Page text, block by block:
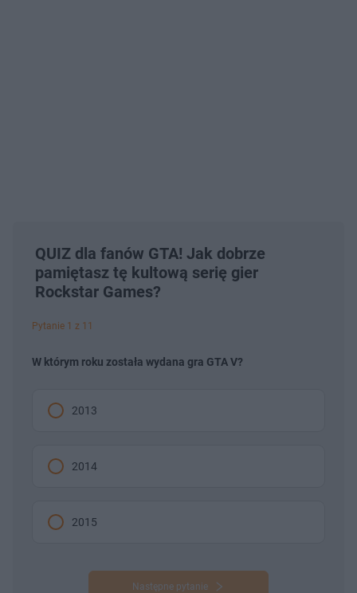
QUIZ dla fanów GTA! Jak dobrze
pamiętasz tę kultową serię gier
Rockstar Games?
Pytanie 1 z 11
W którym roku została wydana gra GTA V?
2013
2014
2015
Następne pytanie